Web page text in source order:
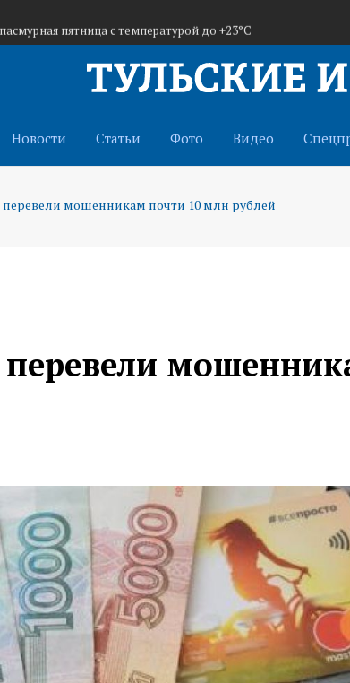
пятница с температурой до +23°С
календарь — 8 августа
Новости Статьи Фото Видео
перевели мошенникам почти 10 млн рублей
перевели